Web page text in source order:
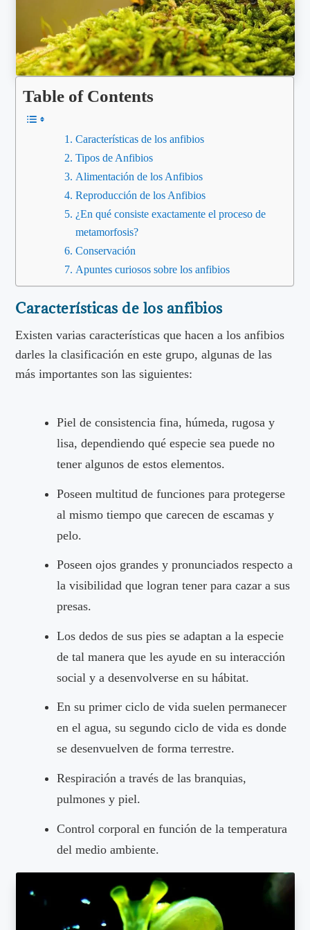
Table of Contents
Características de los anfibios
Tipos de Anfibios
Alimentación de los Anfibios
Reproducción de los Anfibios
¿En qué consiste exactamente el proceso de
metamorfosis?
Conservación
Apuntes curiosos sobre los anfibios
Características de los anfibios
Existen varias características que hacen a los anfibios
darles la clasificación en este grupo, algunas de las
más importantes son las siguientes:
Piel de consistencia fina, húmeda, rugosa y
lisa, dependiendo qué especie sea puede no
tener algunos de estos elementos.
Poseen multitud de funciones para protegerse
al mismo tiempo que carecen de escamas y
pelo.
Poseen ojos grandes y pronunciados respecto a
la visibilidad que logran tener para cazar a sus
presas.
Los dedos de sus pies se adaptan a la especie
de tal manera que les ayude en su interacción
social y a desenvolverse en su hábitat.
En su primer ciclo de vida suelen permanecer
en el agua, su segundo ciclo de vida es donde
se desenvuelven de forma terrestre.
Respiración a través de las branquias,
pulmones y piel.
Control corporal en función de la temperatura
del medio ambiente.